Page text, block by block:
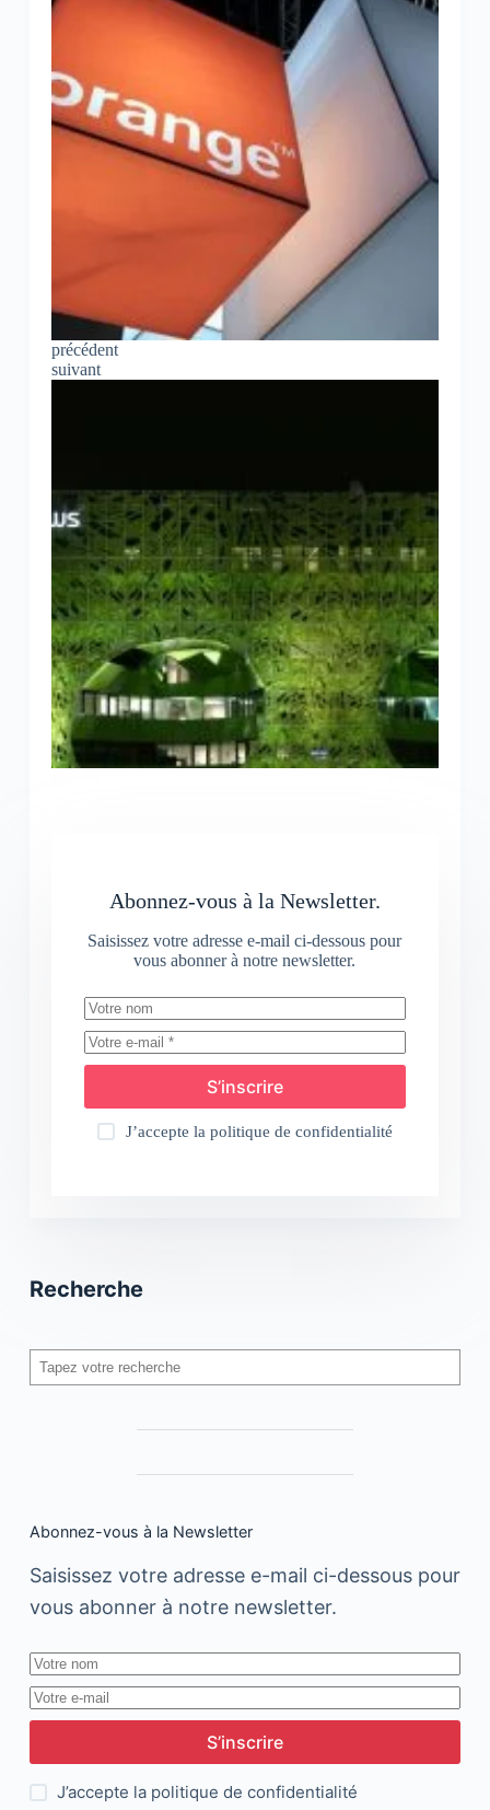
précédent
suivant
Abonnez-vous à la Newsletter.
Saisissez votre adresse e-mail ci-dessous pour
vous abonner à notre newsletter.
S’inscrire
J’accepte la politique de confidentialité
Recherche
Rechercher
Abonnez-vous à la Newsletter
Saisissez votre adresse e-mail ci-dessous pour
vous abonner à notre newsletter.
S’inscrire
J’accepte la politique de confidentialité